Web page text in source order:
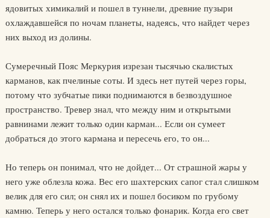
ядовитых химикалий и пошел в туннели, древние пузыри
охлаждавшейся по ночам планеты, надеясь, что найдет через
них выход из долины.
Сумеречный Пояс Меркурия изрезан тысячью скалистых
карманов, как пчелиные соты. И здесь нет путей через горы,
потому что зубчатые пики поднимаются в безвоздушное
пространство. Тревер знал, что между ним и открытыми
равнинами лежит только один карман... Если он сумеет
добраться до этого кармана и пересечь его, то он...
Но теперь он понимал, что не дойдет... От страшной жары у
него уже облезла кожа. Вес его шахтерских сапог стал слишком
велик для его сил; он снял их и пошел босиком по грубому
камню. Теперь у него остался только фонарик. Когда его свет